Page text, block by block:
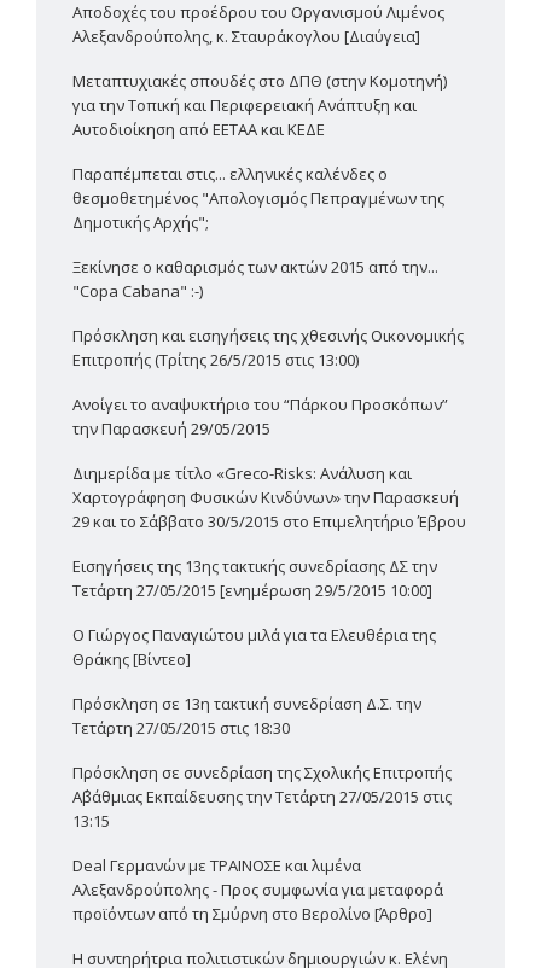
Αποδοχές του προέδρου του Οργανισμού Λιμένος
Αλεξανδρούπολης, κ. Σταυράκογλου [Διαύγεια]
Μεταπτυχιακές σπουδές στο ΔΠΘ (στην Κομοτηνή)
για την Τοπική και Περιφερειακή Ανάπτυξη και
Αυτοδιοίκηση από ΕΕΤΑΑ και ΚΕΔΕ
Παραπέμπεται στις... ελληνικές καλένδες ο
θεσμοθετημένος "Απολογισμός Πεπραγμένων της
Δημοτικής Αρχής";
Ξεκίνησε ο καθαρισμός των ακτών 2015 από την...
"Copa Cabana" :-)
Πρόσκληση και εισηγήσεις της χθεσινής Οικονομικής
Επιτροπής (Τρίτης 26/5/2015 στις 13:00)
Ανοίγει το αναψυκτήριο του “Πάρκου Προσκόπων”
την Παρασκευή 29/05/2015
Διημερίδα με τίτλο «Greco-Risks: Ανάλυση και
Χαρτογράφηση Φυσικών Κινδύνων» την Παρασκευή
29 και το Σάββατο 30/5/2015 στο Επιμελητήριο Έβρου
Εισηγήσεις της 13ης τακτικής συνεδρίασης ΔΣ την
Τετάρτη 27/05/2015 [ενημέρωση 29/5/2015 10:00]
Ο Γιώργος Παναγιώτου μιλά για τα Ελευθέρια της
Θράκης [Βίντεο]
Πρόσκληση σε 13η τακτική συνεδρίαση Δ.Σ. την
Τετάρτη 27/05/2015 στις 18:30
Πρόσκληση σε συνεδρίαση της Σχολικής Επιτροπής
Α΄βάθμιας Εκπαίδευσης την Τετάρτη 27/05/2015 στις
13:15
Deal Γερμανών με ΤΡΑΙΝΟΣΕ και λιμένα
Αλεξανδρούπολης - Προς συμφωνία για μεταφορά
προϊόντων από τη Σμύρνη στο Βερολίνο [Άρθρο]
Η συντηρήτρια πολιτιστικών δημιουργιών κ. Ελένη